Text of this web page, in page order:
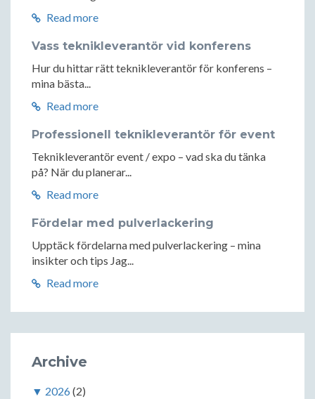
Read more
Vass teknikleverantör vid konferens
Hur du hittar rätt teknikleverantör för konferens –
mina bästa...
Read more
Professionell teknikleverantör för event
Teknikleverantör event / expo – vad ska du tänka
på? När du planerar...
Read more
Fördelar med pulverlackering
Upptäck fördelarna med pulverlackering – mina
insikter och tips Jag...
Read more
Archive
▼ 2026(2)